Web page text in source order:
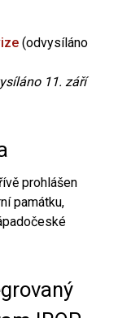
(odvysíláno
11. září
prohlášen
památku,